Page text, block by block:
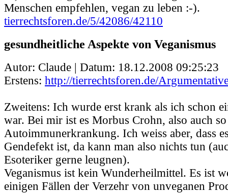
Menschen empfehlen, vegan zu leben :-).
tierrechtsforen.de/5/42086/42110
gesundheitliche Aspekte von Veganismus
Autor: Claude | Datum: 18.12.2008 09:25:23
Erstens: http://tierrechtsforen.de/
Zweitens: Ich wurde erst krank als ich schon
war. Bei mir ist es Morbus Crohn, also auch so
Autoimmunerkrankung. Ich weiss aber, dass
Gendefekt ist, da kann man also nichts tun
Esoteriker gerne leugnen).
Veganismus ist kein Wunderheilmittel. Es ist
einigen Fällen der Verzehr von unveganen